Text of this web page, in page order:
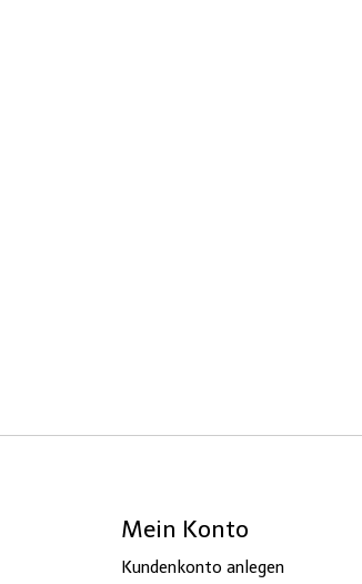
Mein Konto
Kundenkonto anlegen